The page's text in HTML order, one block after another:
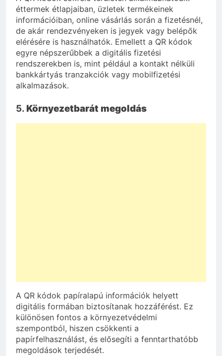
éttermek étlapjaiban, üzletek termékeinek
információiban, online vásárlás során a fizetésnél,
de akár rendezvényeken is jegyek vagy belépők
elérésére is használhatók. Emellett a QR kódok
egyre népszerűbbek a digitális fizetési
rendszerekben is, mint például a kontakt nélküli
bankkártyás tranzakciók vagy mobilfizetési
alkalmazások.
5. Környezetbarát megoldás
A QR kódok papíralapú információk helyett
digitális formában biztosítanak hozzáférést. Ez
különösen fontos a környezetvédelmi
szempontból, hiszen csökkenti a
papírfelhasználást, és elősegíti a fenntarthatóbb
megoldások terjedését.